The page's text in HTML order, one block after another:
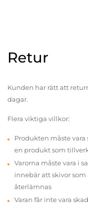
Retur
Kunden har rätt att
dagar.
Flera viktiga villkor:
Produkten måste vara
en produkt som
Varorna måste vara i
innebär att skivor som
återlämnas
Varan får inte vara